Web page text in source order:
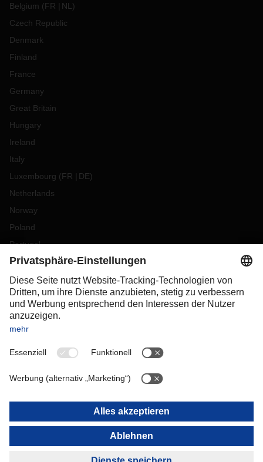
Belgium (FR NL )
Czech Republic
Denmark
Finland
France
Germany
Great Britain
Hungary
Ireland
Italy
Luxembourg (FR DE)
Netherlands
Norway
Poland
Portugal
Romania
Slovakia
Spain
Sweden
Switzerland
OCEANIA